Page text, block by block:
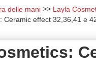
delle mani Layla
Ceramic effect 32,36,41 e